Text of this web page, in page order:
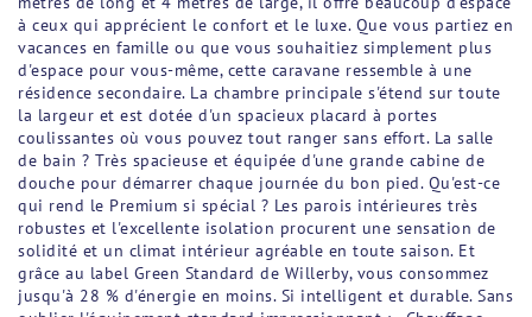
à ceux qui apprécient le confort et le luxe. Que vous partiez en
vacances en famille ou que vous souhaitiez simplement plus
d'espace pour vous-même, cette caravane ressemble à une
résidence secondaire. La chambre principale s'étend sur toute
la largeur et est dotée d'un spacieux placard à portes
coulissantes où vous pouvez tout ranger sans effort. La salle
de bain ? Très spacieuse et équipée d'une grande cabine de
douche pour démarrer chaque journée du bon pied. Qu'est-ce
qui rend le Premium si spécial ? Les parois intérieures très
robustes et l'excellente isolation procurent une sensation de
solidité et un climat intérieur agréable en toute saison. Et
grâce au label Green Standard de Willerby, vous consommez
jusqu'à 28 % d'énergie en moins. Si intelligent et durable. Sans